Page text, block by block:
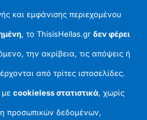
και εμφάνισης περιεχομένου
, το ThisisHellas.grδεν φέρει
την ακρίβεια, τις απόψεις ή
από τρίτες ιστοσελίδες.
μεcookieless στατιστικά, χωρίς
προσωπικών δεδομένων,